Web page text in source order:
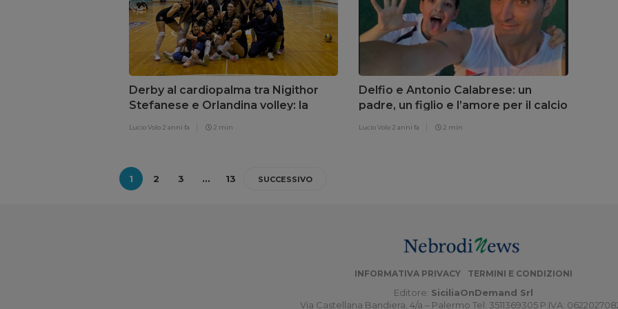
Derby al cardiopalma tra Nigithor
Stefanese e Orlandina volley: la
Lucio Volo 2 anni fa 2 min
Delfio e Antonio Calabrese: un
padre, un figlio e l’amore per il calcio
Lucio Volo 2 anni fa 2 min
1 2 3 … 13 SUCCESSIVO
INFORMATIVA PRIVACY TERMINI E CONDIZIONI
Editore: SiciliaOnDemand Srl
Via Castellana Bandiera, 4/a – Palermo Tel: 3511369305 P.IVA: